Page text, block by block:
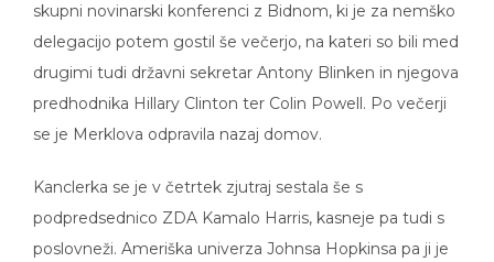
skupni novinarski konferenci z Bidnom, ki je za nemško
delegacijo potem gostil še večerjo, na kateri so bili med
drugimi tudi državni sekretar Antony Blinken in njegova
predhodnika Hillary Clinton ter Colin Powell. Po večerji
se je Merklova odpravila nazaj domov.
Kanclerka se je v četrtek zjutraj sestala še s
podpredsednico ZDA Kamalo Harris, kasneje pa tudi s
poslovneži. Ameriška univerza Johnsa Hopkinsa pa ji je